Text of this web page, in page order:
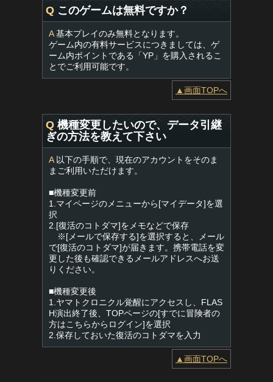
Q このゲームは無料ですか？
A基本プレイのみ無料となります。
ゲーム内の有料サービスにつきましては、ゲ
ーム内ポイントである「YP」を購入されるこ
とでご利用可能です。
▲画面TOPへ
Q 機種変更したいので、データ引継
ぎの方法を教えて下さい
A以下の手順で、現在のアカウントをそのま
まご利用いただけます。
■機種変更前
1.マイページのメニューから[マイデータ]を選
択
2.[復活のコトダマ]をメモなどで保存
※[メールで保存する]を選択すると、メール
で[復活のコトダマ]が届きます。携帯電話を変
更した後も確認できるメールアドレスへお送
りください。
■機種変更後
1.ヤマトクロニクル覚醒にアクセスし、FLAS
H演出終了後、TOPページの[すでに冒険者の
方はこちらからログイン]を選択
2.保存しておいた復活のコトダマを入力
▲画面TOPへ